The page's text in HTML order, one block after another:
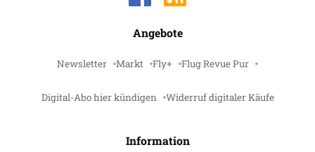
Angebote
Newsletter Markt Fly+ Flug Revue Pur
Digital-Abo hier kündigen Widerruf digitaler Käufe
Information